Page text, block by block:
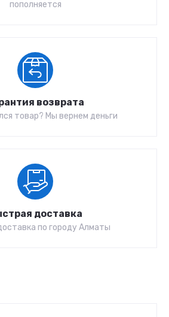
пополняется
возврата
товар? Мы вернем деньги
доставка
по городу Алматы